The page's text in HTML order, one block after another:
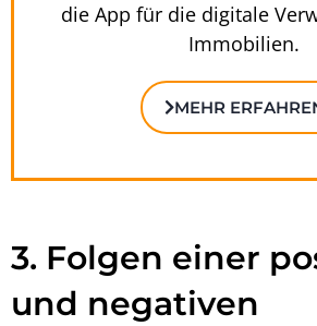
die App für die digitale
Immobilien.
MEHR
3. Folgen einer
und negativen